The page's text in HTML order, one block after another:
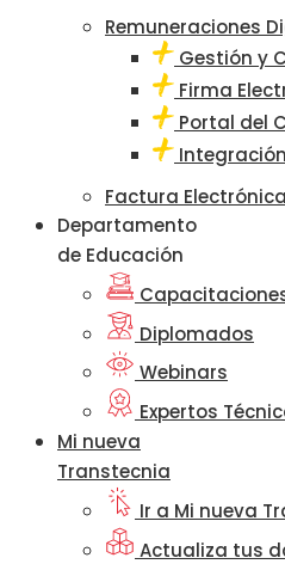
Remuneraciones
Gestión y
Firma
Portal del
Factura
Departamento
de Educación
Diplomados
Webinars
Expertos
Mi nueva
Transtecnia
Ir a Mi nueva
Actualiza tus